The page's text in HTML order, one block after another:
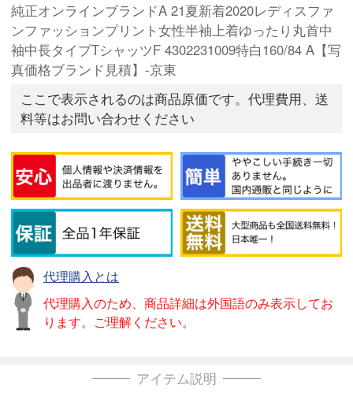
純正オンラインブランドA 21夏新着2020レディスファ
ンファッションプリント女性半袖上着ゆったり丸首中
袖中長タイプTシャッツF 4302231009特白160/84 A【写
真価格ブランド見積】-京東
ここで表示されるのは商品原価です。代理費用、送
料等はお問い合わせください
代理購入とは
代理購入のため、商品詳細は外国語のみ表示してお
ります。ご理解ください。
アイテム説明